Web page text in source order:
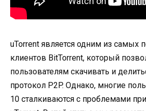
uTorrent является одним из самых
клиентов BitTorrent, который
пользователям скачивать и
протокол P2P. Однако, многие
10 сталкиваются с проблемами